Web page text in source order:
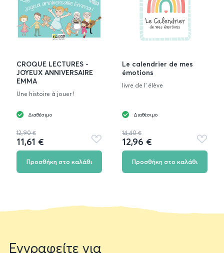
CROQUE LECTURES -
JOYEUX ANNIVERSAIRE
EMMA
Une histoire à jouer !
Διαθέσιμο
12,90 €
11,61 €
Προσθήκη
στα
Προσθήκη στο καλάθι
Le calendrier de mes
émotions
livre de l' élève
Διαθέσιμο
14,40 €
12,96 €
στα
Προσθήκη στο καλάθι
Newsletter
Εγγραφείτε για